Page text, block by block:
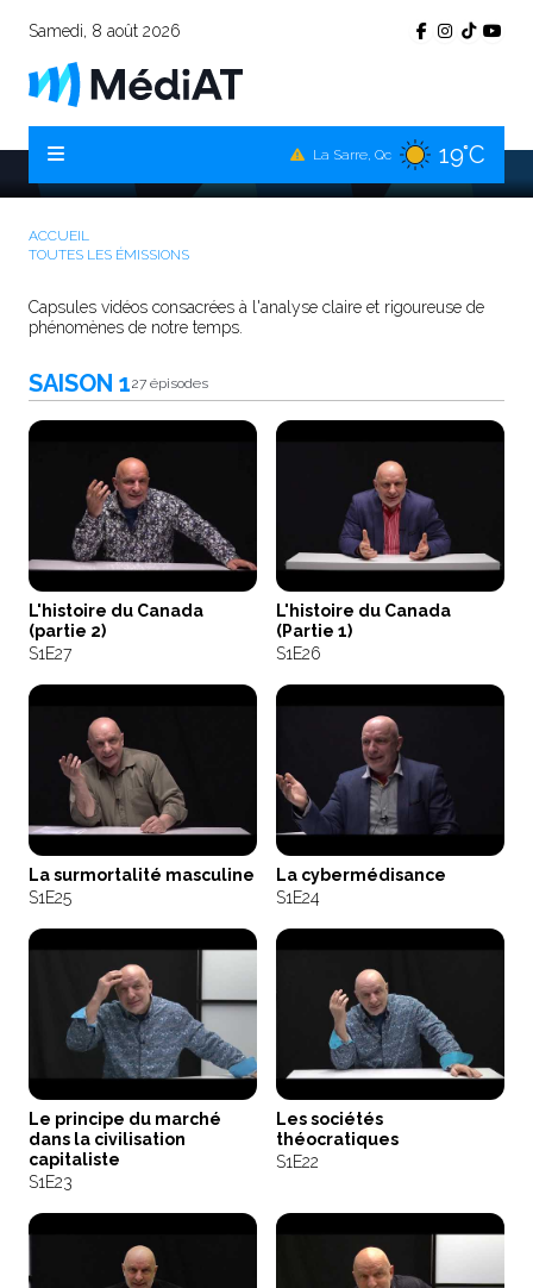
Samedi, 8 août 2026
La Sarre, Qc 19°C
Val-d'Or, Qc 21°C
Amos, Qc 21°C
LA SOCIOLOGIE EN TEMPS DE COVID
ACCUEIL
TOUTES LES ÉMISSIONS
Capsules vidéos consacrées à l'analyse claire et rigoureuse de
phénomènes de notre temps.
SAISON 127 épisodes
L'histoire du Canada
(partie 2)
S1E27
L'histoire du Canada
(Partie 1)
S1E26
La surmortalité masculine
S1E25
La cybermédisance
S1E24
Le principe du marché
dans la civilisation
capitaliste
S1E23
Les sociétés
théocratiques
S1E22